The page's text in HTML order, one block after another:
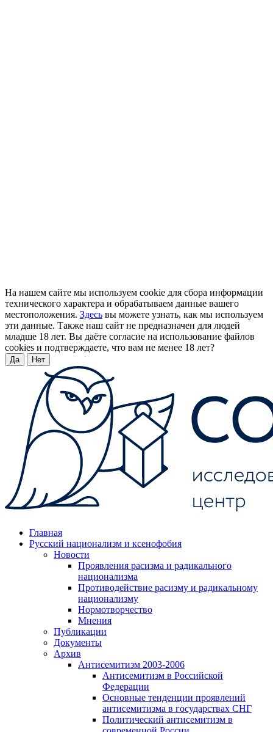
На нашем сайте мы используем cookie для сбора информации
технического характера и обрабатываем данные вашего
местоположения. Здесь вы можете узнать, как мы используем
эти данные. Также наш сайт не предназначен для людей
младше 18 лет. Вы даёте согласие на использование файлов
cookies и подтверждаете, что вам не менее 18 лет?
Да Нет
Главная
Русский национализм и ксенофобия
Новости
Проявления расизма и радикального
национализма
Противодействие расизму и радикальному
национализму
Нормотворчество
Мнения
Публикации
Документы
Архив
Антисемитизм 2003-2006
Антисемитизм в Российской
Федерации
Основные тенденции проявлений
антисемитизма в государствах СНГ
Политический антисемитизм в